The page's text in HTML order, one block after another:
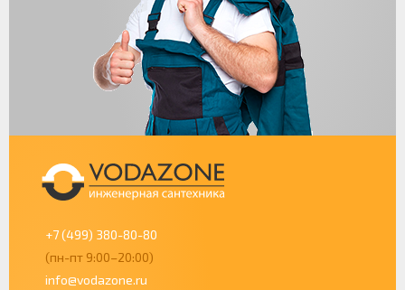
+7 (499) 380-80-80
(пн-пт 9:00–20:00)
info@vodazone.ru